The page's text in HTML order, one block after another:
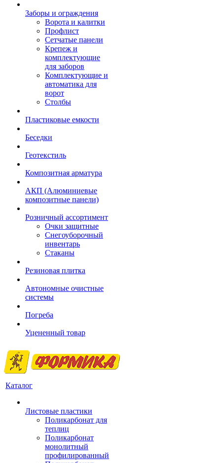
Заборы и ограждения
Ворота и калитки
Профлист
Сетчатые панели
Крепеж и
комплектующие
для заборов
Комплектующие и
автоматика для
ворот
Столбы
Пластиковые емкости
Беседки
Геотекстиль
Композитная арматура
АКП (Алюминиевые
композитные панели)
Розничный ассортимент
Очки защитные
Снегоуборочный
инвентарь
Стаканы
Резиновая плитка
Автономные очистные
системы
Погреба
Уцененный товар
Каталог
Листовые пластики
Поликарбонат для
теплиц
Поликарбонат
монолитный
профилированный